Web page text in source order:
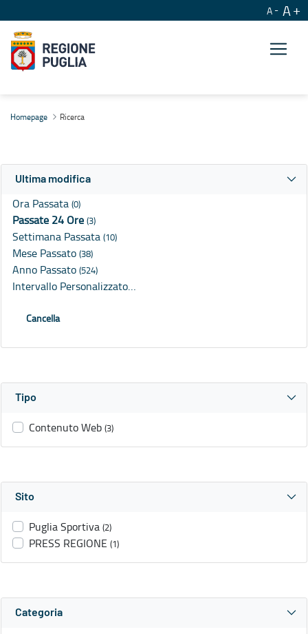
A A
Homepage Ricerca
Ultima modifica
Ora Passata (0)
Passate 24 Ore (3)
Settimana Passata (10)
Mese Passato (38)
Anno Passato (524)
Intervallo Personalizzato…
Cancella
Tipo
Contenuto Web (3)
Sito
Puglia Sportiva (2)
PRESS REGIONE (1)
Categoria